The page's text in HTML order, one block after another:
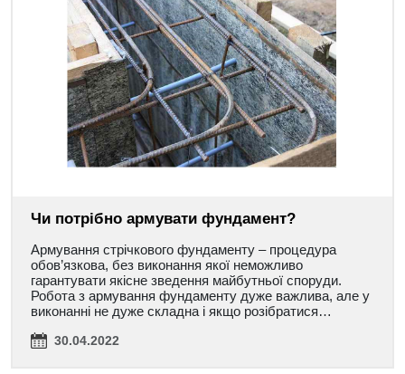
Чи потрібно армувати фундамент?
Армування стрічкового фундаменту – процедура
обов’язкова, без виконання якої неможливо
гарантувати якісне зведення майбутньої споруди.
Робота з армування фундаменту дуже важлива, але у
виконанні не дуже складна і якщо розібратися…
30.04.2022